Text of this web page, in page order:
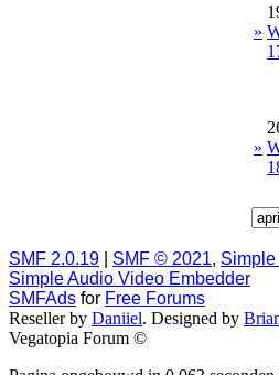
»
»
SMF 2.0.19 SMF © 2021,
Simple Audio Video Embedder
SMFAds for Free Forums
Reseller by Daniiel. Designed by
Vegatopia Forum ©